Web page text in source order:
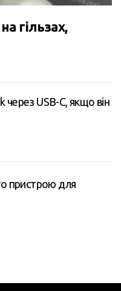
гільзах,
USB-C, якщо він
пристрою для